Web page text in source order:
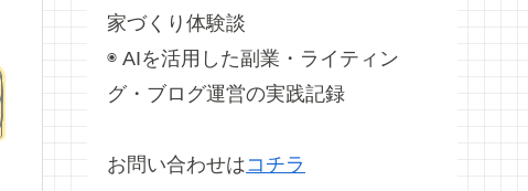
家づくり体験談
◉ AIを活用した副業・ライティン
グ・ブログ運営の実践記録
お問い合わせはコチラ